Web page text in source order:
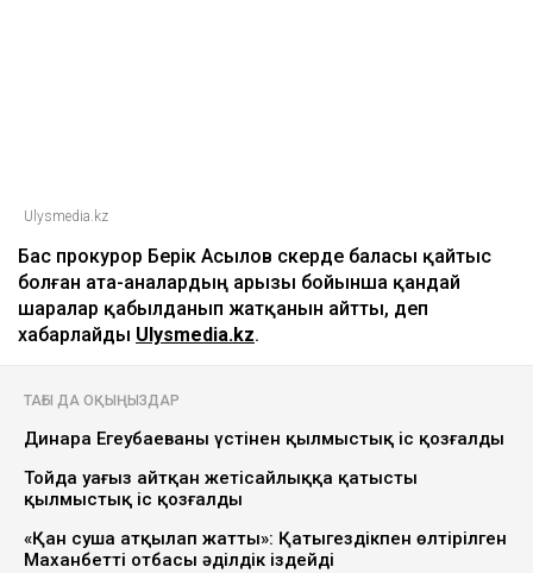
Ulysmedia.kz
Бас прокурор Берік Асылов әскерде баласы қайтыс
болған ата-аналардың арызы бойынша қандай
шаралар қабылданып жатқанын айтты, деп
хабарлайды Ulysmedia.kz.
ТАҒЫ ДА ОҚЫҢЫЗДАР
Динара Егеубаеваның үстінен қылмыстық іс қозғалды
Тойда уағыз айтқан жетісайлыққа қатысты
қылмыстық іс қозғалды
«Қан суша атқылап жатты»: Қатыгездікпен өлтірілген
Маханбеттің отбасы әділдік іздейді